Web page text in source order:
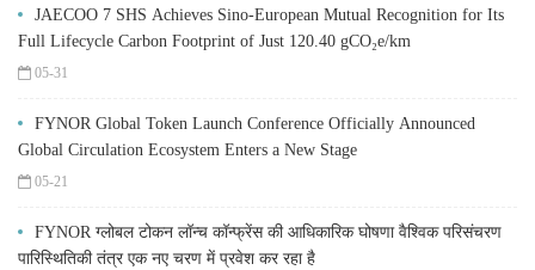
JAECOO 7 SHS Achieves Sino-European Mutual Recognition for Its
Full Lifecycle Carbon Footprint of Just 120.40 gCO₂e/km
05-31
FYNOR Global Token Launch Conference Officially Announced
Global Circulation Ecosystem Enters a New Stage
05-21
FYNOR ग्लोबल टोकन लॉन्च कॉन्फ्रेंस की आधिकारिक घोषणा वैश्विक परिसंचरण
पारिस्थितिकी तंत्र एक नए चरण में प्रवेश कर रहा है